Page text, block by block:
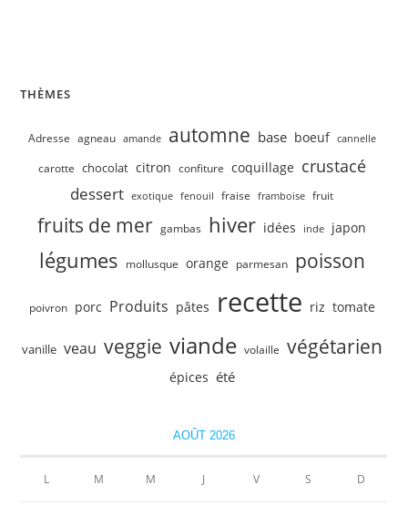
THÈMES
Adresse agneau amande automne base boeuf cannelle
carotte chocolat citron confiture coquillage crustacé
dessert exotique fenouil fraise framboise fruit
fruits de mer gambas hiver idées inde japon
légumes mollusque orange parmesan poisson
poivron porc Produits pâtes recette riz tomate
vanille veau veggie viande volaille végétarien
épices été
AOÛT 2026
L M M J V S D